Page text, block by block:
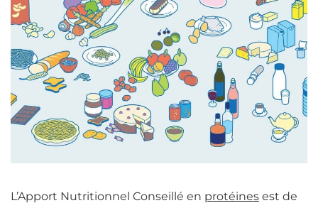
L’Apport Nutritionnel Conseillé en protéines est de